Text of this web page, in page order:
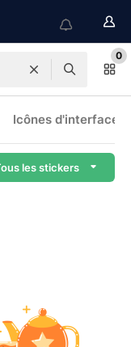
0
Icônes d'interface
les stickers